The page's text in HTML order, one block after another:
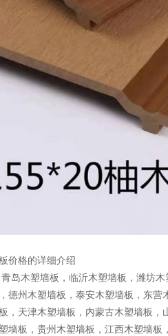
价格的详细介绍
青岛木塑墙板 ， 临沂木塑墙板 ， 潍坊木
， 德州木塑墙板 ， 泰安木塑墙板 ， 东营
， 天津木塑墙板 ， 内蒙古木塑墙板 ，
墙板 ， 贵州木塑墙板 ， 江西木塑墙板 ，